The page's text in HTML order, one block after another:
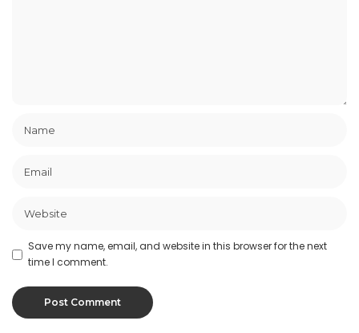
Save my name, email, and website in this browser for the next
time I comment.